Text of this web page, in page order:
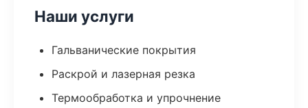
Наши услуги
Гальванические покрытия
Раскрой и лазерная резка
Термообработка и упрочнение